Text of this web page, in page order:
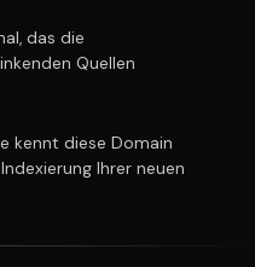
das die
Quellen
kennt diese Domain
Ihrer neuen